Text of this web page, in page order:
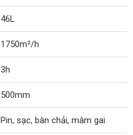
46L
1750m²/h
3h
500mm
Pin, sạc, bàn chải, mâm gai